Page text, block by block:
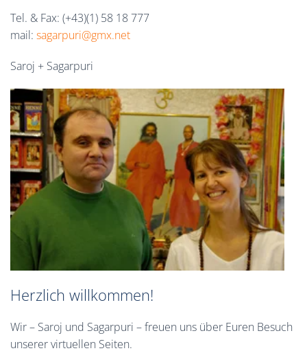
Tel. & Fax: (+43)(1) 58 18 777
mail: sagarpuri@gmx.net
Saroj + Sagarpuri
Herzlich willkommen!
Wir – Saroj und Sagarpuri – freuen uns über Euren Besuch
unserer virtuellen Seiten.